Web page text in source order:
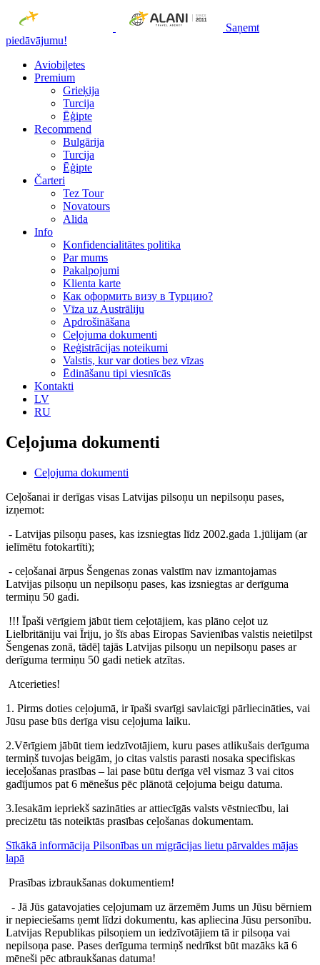
Saņemt
piedāvājumu!
Aviobiļetes
Premium
Grieķija
Turcija
Ēģipte
Recommend
Bulgārija
Turcija
Ēģipte
Čarteri
Tez Tour
Novatours
Alida
Info
Konfidencialitātes politika
Par mums
Рakalpojumi
Klienta karte
Как оформить визу в Турцию?
Vīza uz Austrāliju
Apdrošināšana
Ceļojuma dokumenti
Reģistrācijas noteikumi
Valstis, kur var doties bez vīzas
Ēdināšanu tipi viesnīcās
Kontakti
LV
RU
Ceļojuma dokumenti
Ceļojuma dokumenti
Ceļošanai ir derīgas visas Latvijas pilsoņu un nepilsoņu pases,
izņemot:
- Latvijas pilsoņu pases, kas izsniegtas līdz 2002.gada 1.jūlijam (ar
ielīmētu fotokartīti);
- ceļošanai ārpus Šengenas zonas valstīm nav izmantojamas
Latvijas pilsoņu un nepilsoņu pases, kas izsniegtas ar derīguma
termiņu 50 gadi.
!!! Īpaši vērīgiem jābūt tiem ceļotājiem, kas plāno ceļot uz
Lielbritāniju vai Īriju, jo šīs abas Eiropas Savienības valstis neietilpst
Šengenas zonā, tādēļ tajās Latvijas pilsoņu un nepilsoņu pases ar
derīguma termiņu 50 gadi netiek atzītas.
Atcerieties!
1. Pirms doties ceļojumā, ir īpaši svarīgi savlaicīgi pārliecināties, vai
Jūsu pase būs derīga visu ceļojuma laiku.
2.Vērīgiem jābūt tiem iedzīvotājiem, kuru pases atlikušais derīguma
termiņš tuvojas beigām, jo citas valstis parasti nosaka specifiskas
ieceļošanas prasības – lai pase būtu derīga vēl vismaz 3 vai citos
gadījumos pat 6 mēnešus pēc plānotā ceļojuma beigu datuma.
3.Iesakām iepriekš sazināties ar attiecīgās valsts vēstniecību, lai
precizētu tās noteiktās prasības ceļošanas dokumentam.
Sīkākā informācija Pilsonības un migrācijas lietu pārvaldes mājas
lapā
Prasības izbraukšanas dokumentiem!
- Jā Jūs gatavojaties ceļojumam uz ārzemēm Jums un Jūsu bērniem
ir nepieciešams ņemt līdzi dokumentu, kas apliecina Jūsu personību.
Latvijas Republikas pilsoņiem un iedzīvotājiem tā ir pilsoņa vai
nepilsoņa pase. Pases derīguma termiņš nedrīkst būt mazāks kā 6
mēneši pēc atbraukšanas datuma!